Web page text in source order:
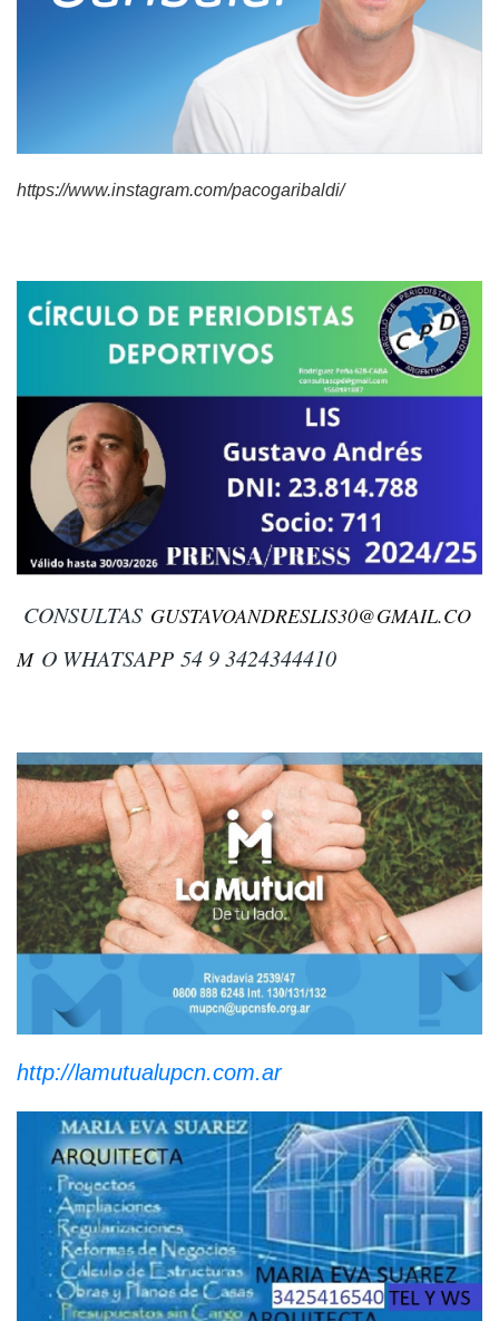
https://www.instagram.com/pacogaribaldi/
CONSULTAS GUSTAVOANDRESLIS30@GMAIL.CO
MO WHATSAPP 54 9 3424344410
http://lamutualupcn.com.ar